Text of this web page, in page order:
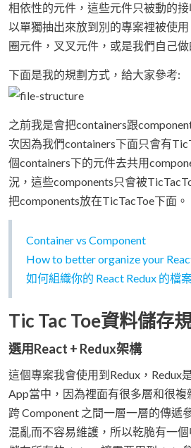
相依性的元件，這些元件只被動的
以單獨抽出來放到別的專案裡被使
圈元件，叉叉元件，或是我們自己做
下面是我的規劃方式，給大家參考:
之前我是會把containers跟
次因為我們containers下面只會有
個containers下的元件去共用
況，這些components只會被
把components放在TicTacToe下面。
Container vs Component
How to better organize your
如何組織你的 React Redux 的檔
Tic Tac Toe資料儲存
選用React + Redux架構
這個專案我會使用到Redux，Redux
App當中，因為裡面有很多層和很
跨 Component 之間一層一層的傳遞
混亂而不容易維護，所以乾脆有一